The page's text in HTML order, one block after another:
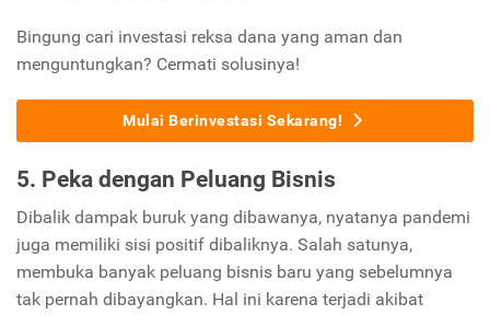
Bingung cari investasi reksa dana yang aman dan
menguntungkan? Cermati solusinya!
Mulai Berinvestasi Sekarang!
5. Peka dengan Peluang Bisnis
Dibalik dampak buruk yang dibawanya, nyatanya pandemi
juga memiliki sisi positif dibaliknya. Salah satunya,
membuka banyak peluang bisnis baru yang sebelumnya
tak pernah dibayangkan. Hal ini karena terjadi akibat